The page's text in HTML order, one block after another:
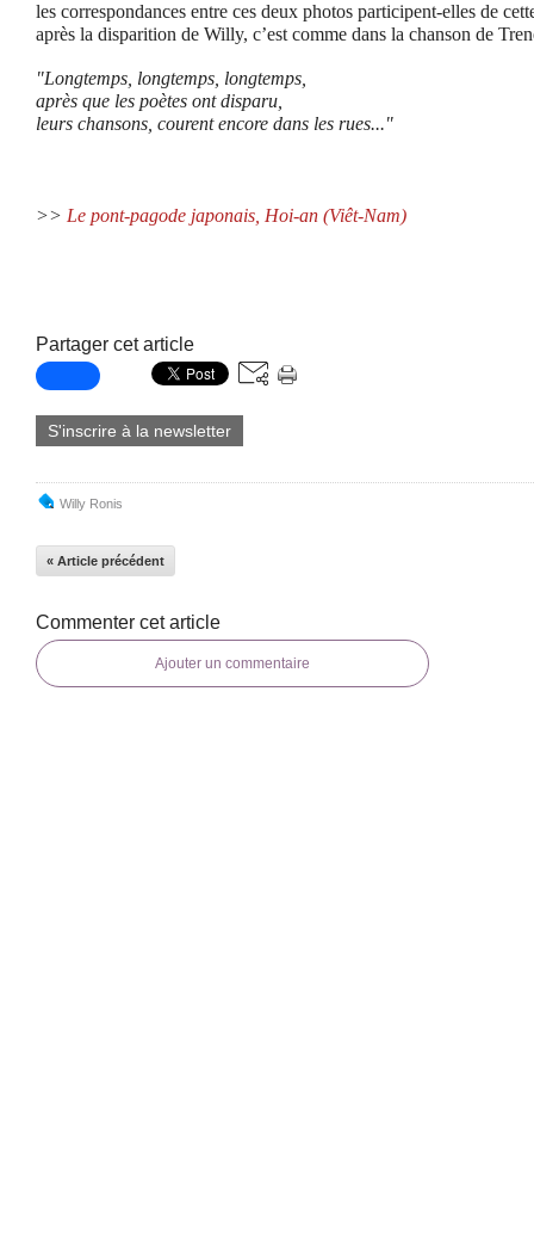
les correspondances entre ces deux photos participent-elles de
après la disparition de Willy, c’est comme dans la chanson de
"Longtemps, longtemps, longtemps,
après que les poètes ont disparu,
leurs chansons, courent encore dans les rues..."
>> Le pont-pagode japonais, Hoi-an (Viêt-Nam)
Partager cet article
S'inscrire à la newsletter
Willy Ronis
« Article précédent
Commenter cet article
Ajouter un commentaire